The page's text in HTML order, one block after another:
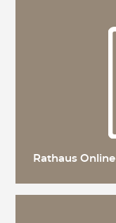
Rathaus Online